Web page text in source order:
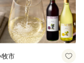
しくなるよう
実現を目指して
様の心温まるご
牧市